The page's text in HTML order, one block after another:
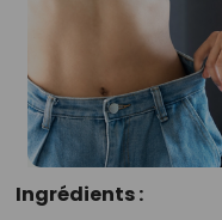
Ingrédients :